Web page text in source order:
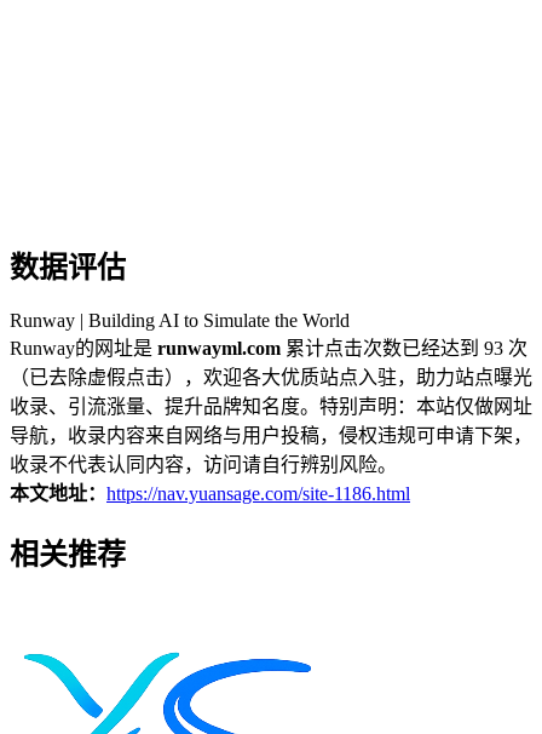
数据评估
Runway | Building AI to Simulate the World
Runway的网址是 runwayml.com 累计点击次数已经达到 93 次
（已去除虚假点击），欢迎各大优质站点入驻，助力站点曝光
收录、引流涨量、提升品牌知名度。特别声明：本站仅做网址
导航，收录内容来自网络与用户投稿，侵权违规可申请下架，
收录不代表认同内容，访问请自行辨别风险。
本文地址： https://nav.yuansage.com/site-1186.html
相关推荐